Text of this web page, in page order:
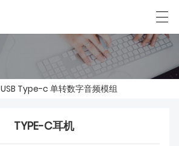
USB Type-c 单转数字音频模组
TYPE-C耳机